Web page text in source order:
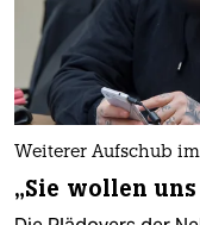
Weiterer Aufschub im
„Sie wollen